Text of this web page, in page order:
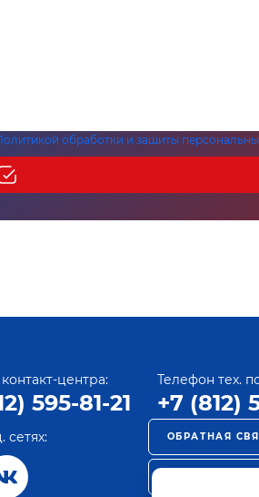
обработки и защиты
центра:
595-81-21
Телефон тех.
+7 (812)
сетях: ОБРАТНАЯ